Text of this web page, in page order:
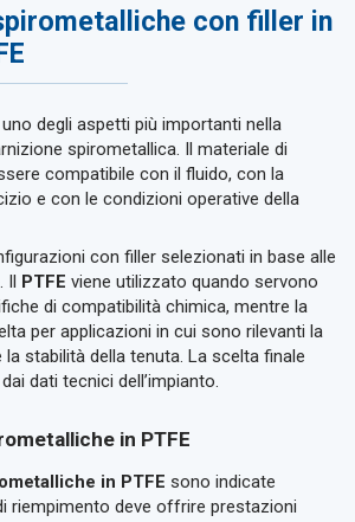
con filler in
degli aspetti più importanti nella
spirometallica. Il materiale di
compatibile con il fluido, con la
e con le condizioni operative della
con filler selezionati in base alle
Il PTFE viene utilizzato quando servono
di compatibilità chimica, mentre la
per applicazioni in cui sono rilevanti la
stabilità della tenuta. La scelta finale
dati tecnici dell’impianto.
in PTFE
in PTFE sono indicate
riempimento deve offrire prestazioni